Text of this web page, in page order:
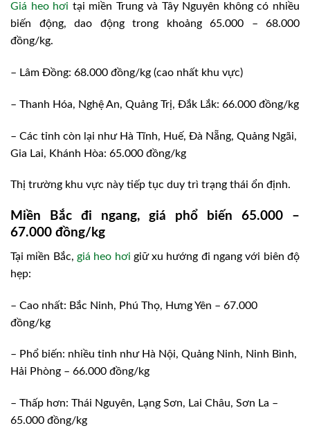
Giá heo hơi tại miền Trung và Tây Nguyên không có nhiều
biến động, dao động trong khoảng 65.000 – 68.000
đồng/kg.
– Lâm Đồng: 68.000 đồng/kg (cao nhất khu vực)
– Thanh Hóa, Nghệ An, Quảng Trị, Đắk Lắk: 66.000 đồng/kg
– Các tỉnh còn lại như Hà Tĩnh, Huế, Đà Nẵng, Quảng Ngãi,
Gia Lai, Khánh Hòa: 65.000 đồng/kg
Thị trường khu vực này tiếp tục duy trì trạng thái ổn định.
Miền Bắc đi ngang, giá phổ biến 65.000 –
67.000 đồng/kg
Tại miền Bắc, giá heo hơi giữ xu hướng đi ngang với biên độ
hẹp:
– Cao nhất: Bắc Ninh, Phú Thọ, Hưng Yên – 67.000
đồng/kg
– Phổ biến: nhiều tỉnh như Hà Nội, Quảng Ninh, Ninh Bình,
Hải Phòng – 66.000 đồng/kg
– Thấp hơn: Thái Nguyên, Lạng Sơn, Lai Châu, Sơn La –
65.000 đồng/kg